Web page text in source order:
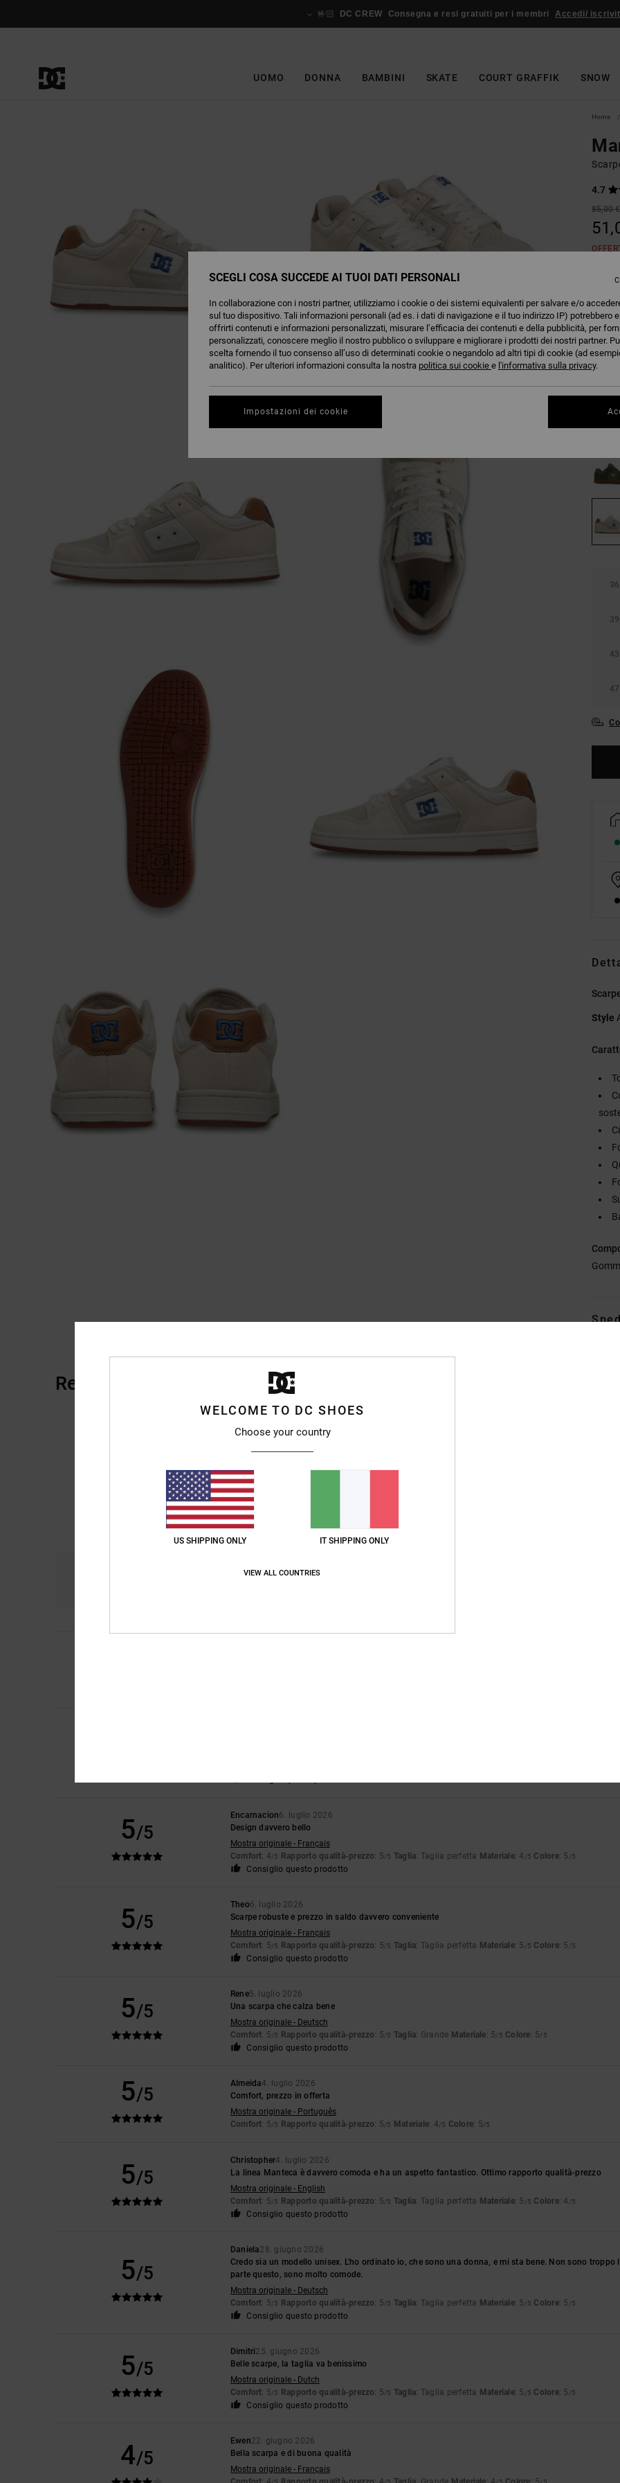
🤟🏻 DC CREW Consegna e resi gratuiti per i membri Accedi/
UOMO DONNA BAMBINI SKATE COURT GRAFFIK SNOW
Home
4.7
85,00 €
36
39
43
47
Style
Recensioni dei clienti
Rapporto qualità-prezzo
5/5
Encarnacion6. luglio 2026
Design davvero bello
Mostra originale - Français
Comfort: 4/5 Rapporto qualità-prezzo: 5/5 Taglia: Taglia perfetta Materiale: 4 /5 Colore: 5 /5
Consiglio questo prodotto
5/5
Theo6. luglio 2026
Scarpe robuste e prezzo in saldo davvero conveniente
Mostra originale - Français
Comfort: 5/5 Rapporto qualità-prezzo: 5/5 Taglia: Taglia perfetta Materiale: 5 /5 Colore: 5 /5
Consiglio questo prodotto
5/5
Rene5. luglio 2026
Una scarpa che calza bene
Mostra originale - Deutsch
Comfort: 5/5 Rapporto qualità-prezzo: 5/5 Taglia: Grande Materiale: 5/5 Colore: 5/5
Consiglio questo prodotto
5/5
Almeida4. luglio 2026
Comfort, prezzo in offerta
Mostra originale - Português
Comfort: 5/5 Rapporto qualità-prezzo: 5/5 Materiale: 4/5 Colore: 5/5
5/5
Christopher4. luglio 2026
La linea Manteca è davvero comoda e ha un aspetto fantastico. Ottimo rapporto qualità-prezzo
Mostra originale - English
Comfort: 5/5 Rapporto qualità-prezzo: 5/5 Taglia: Taglia perfetta Materiale: 5 /5 Colore: 4 /5
Consiglio questo prodotto
5/5
Daniela28. giugno 2026
Credo sia un modello unisex. L'ho ordinato io, che sono una donna, e mi sta bene. Non sono
parte questo, sono molto comode.
Mostra originale - Deutsch
Comfort: 5/5 Rapporto qualità-prezzo: 5/5 Taglia: Taglia perfetta Materiale: 5 /5 Colore: 5 /5
Consiglio questo prodotto
5/5
Dimitri25. giugno 2026
Belle scarpe, la taglia va benissimo
Mostra originale - Dutch
Comfort: 5/5 Rapporto qualità-prezzo: 5/5 Taglia: Taglia perfetta Materiale: 5 /5 Colore: 5 /5
Consiglio questo prodotto
4/5
Ewen22. giugno 2026
Bella scarpa e di buona qualità
Mostra originale - Français
WELCOME TO DC SHOES
Choose your country
US SHIPPING ONLY IT SHIPPING ONLY
VIEW ALL COUNTRIES
SCEGLI COSA SUCCEDE AI TUOI DATI PERSONALI
In collaborazione con i nostri partner, utilizziamo i cookie o dei sistemi equivalenti per salvare e/o
sul tuo dispositivo. Tali informazioni personali (ad es. i dati di navigazione e il tuo indirizzo IP) potrebbero
offrirti contenuti e informazioni personalizzati, misurare l’efficacia dei contenuti e della pubblicità, per
personalizzati, conoscere meglio il nostro pubblico o sviluppare e migliorare i prodotti dei nostri partner.
scelta fornendo il tuo consenso all’uso di determinati cookie o negandolo ad altri tipi di cookie (ad
analitico). Per ulteriori informazioni consulta la nostra politica sui cookie e l'informativa sulla privacy.
Impostazioni dei cookie